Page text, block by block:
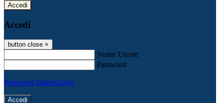
Accedi
Accedi
button close ×
Nome Utente
Password
Password dimenticata?